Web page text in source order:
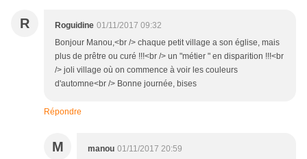
R Roguidine 01/11/2017 09:32
Bonjour Manou,<br /> chaque petit village a son église, mais
plus de prêtre ou curé !!!<br /> un "métier " en disparition !!!<br
/> joli village où on commence à voir les couleurs
d'automne<br /> Bonne journée, bises
Répondre
M manou 01/11/2017 20:59